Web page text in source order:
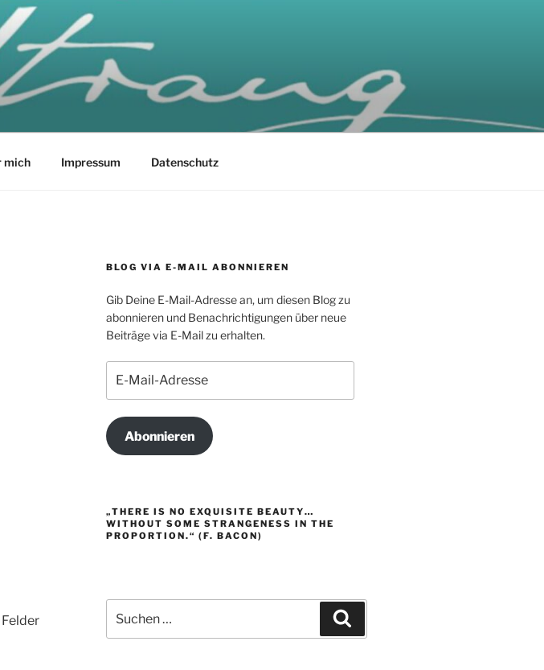
mich Impressum Datenschutz
BLOG VIA E-MAIL ABONNIEREN
Gib Deine E-Mail-Adresse an, um diesen Blog zu
abonnieren und Benachrichtigungen über neue
Beiträge via E-Mail zu erhalten.
Mail-
Adresse
Abonnieren
„THERE IS NO EXQUISITE BEAUTY…
WITHOUT SOME STRANGENESS IN THE
PROPORTION.“ (F. BACON)
nach: